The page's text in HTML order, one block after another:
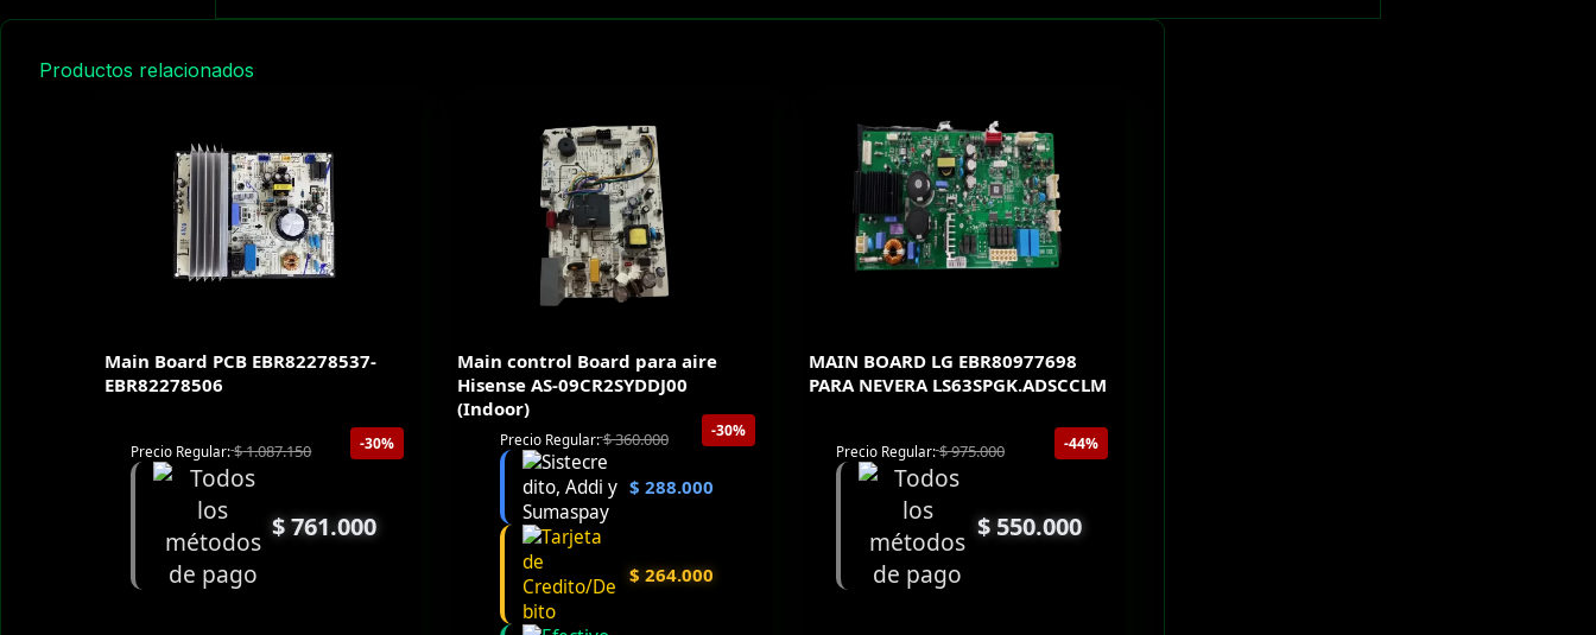
Productos relacionados
Main Board PCB EBR82278537-
EBR82278506
-30%
Precio Regular:$1.087.150
$761.000
Main control Board para aire
Hisense AS-09CR2SYDDJ00
(Indoor)
-30%
Precio Regular:$360.000
$ 288.000
$ 264.000
MAIN BOARD LG EBR80977698
PARA NEVERA LS63SPGK.ADSCCLM
-44%
Precio Regular:$975.000
$550.000